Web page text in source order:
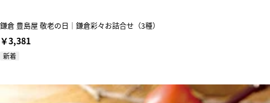
鎌倉 豊島屋 敬老の日｜鎌倉彩々お詰合せ（3種）
￥3,381
新着